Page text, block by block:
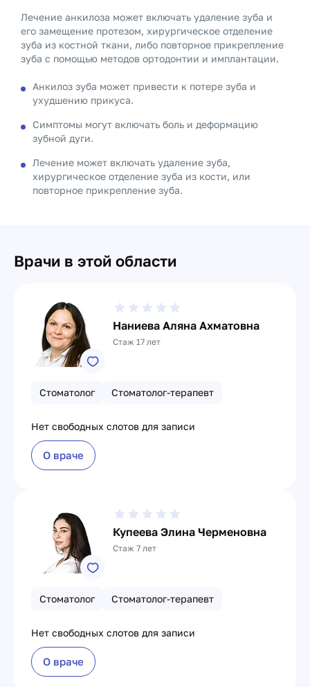
Лечение анкилоза может включать удаление зуба и
его замещение протезом, хирургическое отделение
зуба из костной ткани, либо повторное прикрепление
зуба с помощью методов ортодонтии и имплантации.
Анкилоз зуба может привести к потере зуба и
ухудшению прикуса.
Симптомы могут включать боль и деформацию
зубной дуги.
Лечение может включать удаление зуба,
хирургическое отделение зуба из кости, или
повторное прикрепление зуба.
Врачи в этой области
Наниева Аляна Ахматовна
Стаж 17 лет
Стоматолог Стоматолог-терапевт
Нет свободных слотов для записи
О враче
Купеева Элина Черменовна
Стаж 7 лет
Стоматолог Стоматолог-терапевт
Нет свободных слотов для записи
О враче